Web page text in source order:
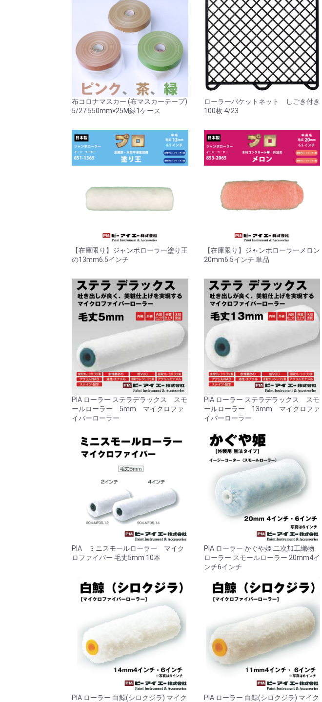
お買い物を続ける
布コロナマスカー (布マスカーテープ)
5/27 550mm×25M緑1ケース
ローラーバケットネット しごき付き
100枚 4/23
【在庫限り】ジャンボローラー塗り王
の13mm6.5インチ
【在庫限り】ジャンボローラーメロン
20mm6.5インチ 単品
PIA ローラー ステラデラックス スモ
ールローラー 5mm マイクロファ
イバーローラー
PIA ローラー ステラデラックス スモ
ールローラー 13mm マイクロファ
イバーローラー
PIA ミニスモールローラー マイク
ロファイバー 毛丈5mm 10本
PIA ローラー かぐや姫 二次加工織物
ローラー スモールローラー 20mm4イ
ンチ6インチ
PIA ローラー 白鯨(シロクジラ) マイク
PIA ローラー 白鯨(シロクジラ) マイク